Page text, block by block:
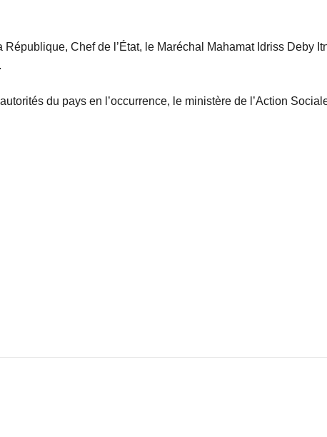
Chef de l’État, le Maréchal Mahamat Idriss Deby
du pays en l’occurrence, le ministère de l’Action